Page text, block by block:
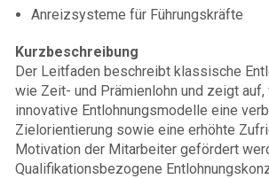
Anreizsysteme für Führungskräfte
Kurzbeschreibung
Der Leitfaden beschreibt klassische
wie Zeit- und Prämienlohn und zeigt auf,
innovative Entlohnungsmodelle eine
Zielorientierung sowie eine erhöhte
Motivation der Mitarbeiter gefördert
Qualifikationsbezogene